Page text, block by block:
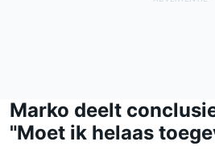
Marko deelt
"Moet ik helaas